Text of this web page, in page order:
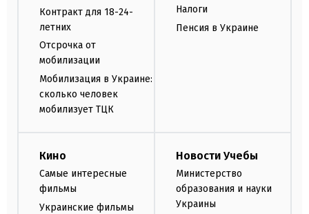
Контракт для 18-24-
летних
Отсрочка от
мобилизации
Мобилизация в Украине:
сколько человек
мобилизует ТЦК
Налоги
Пенсия в Украине
Кино
Самые интересные
фильмы
Украинские фильмы
Новости Учебы
Министерство
образования и науки
Украины